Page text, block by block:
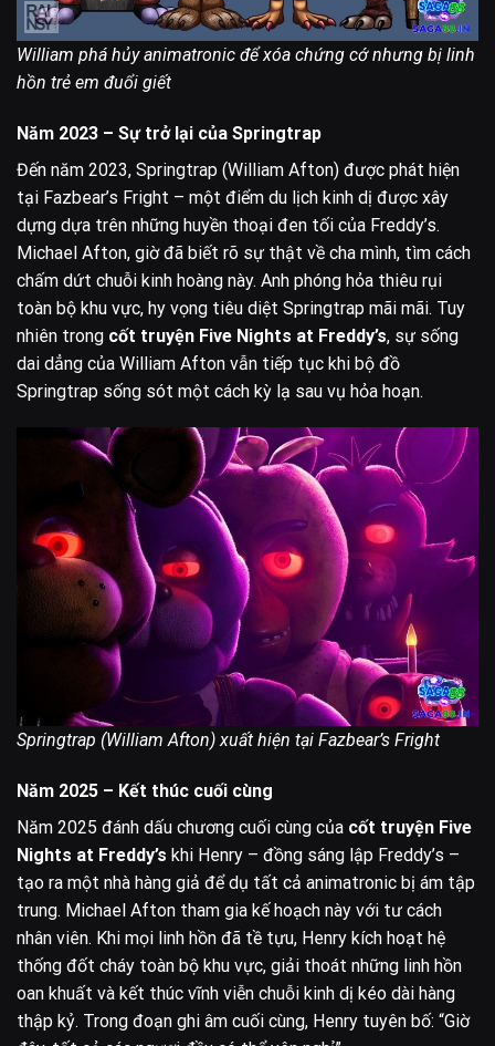
William phá hủy animatronic để xóa chứng cớ nhưng bị linh
hồn trẻ em đuổi giết
Năm 2023 – Sự trở lại của Springtrap
Đến năm 2023, Springtrap (William Afton) được phát hiện
tại Fazbear’s Fright – một điểm du lịch kinh dị được xây
dựng dựa trên những huyền thoại đen tối của Freddy’s.
Michael Afton, giờ đã biết rõ sự thật về cha mình, tìm cách
chấm dứt chuỗi kinh hoàng này. Anh phóng hỏa thiêu rụi
toàn bộ khu vực, hy vọng tiêu diệt Springtrap mãi mãi. Tuy
nhiên trong cốt truyện Five Nights at Freddy’s, sự sống
dai dẳng của William Afton vẫn tiếp tục khi bộ đồ
Springtrap sống sót một cách kỳ lạ sau vụ hỏa hoạn.
Springtrap (William Afton) xuất hiện tại Fazbear’s Fright
Năm 2025 – Kết thúc cuối cùng
Năm 2025 đánh dấu chương cuối cùng của cốt truyện Five
Nights at Freddy’s khi Henry – đồng sáng lập Freddy’s –
tạo ra một nhà hàng giả để dụ tất cả animatronic bị ám tập
trung. Michael Afton tham gia kế hoạch này với tư cách
nhân viên. Khi mọi linh hồn đã tề tựu, Henry kích hoạt hệ
thống đốt cháy toàn bộ khu vực, giải thoát những linh hồn
oan khuất và kết thúc vĩnh viễn chuỗi kinh dị kéo dài hàng
thập kỷ. Trong đoạn ghi âm cuối cùng, Henry tuyên bố: “Giờ